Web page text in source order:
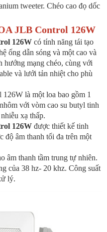
tweeter. Chéo cao đọ dốc
JLB Control 126W
126W có tính năng tái tạo
ống dẫn sóng và một cao và
hướng mạng chéo, cùng với
và lưới tản nhiệt cho phù
là một loa bao gồm 1
với vòm cao su butyl tinh
xạ thấp.
126W được thiết kế tinh
độ âm thanh tối đa trên một
âm thanh tầm trung tự nhiên.
của 38 hz- 20 khz. Công suất
lý.